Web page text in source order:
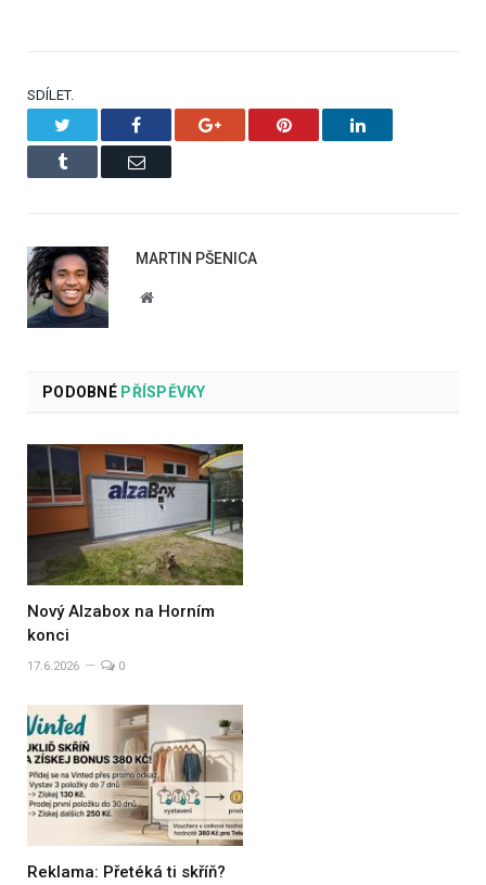
SDÍLET.
Facebook Google+ Pinterest LinkedIn
Tumblr Email
MARTIN PŠENICA
Website
PODOBNÉPŘÍSPĚVKY
Nový Alzabox na Horním
konci
17.6.2026 0
Reklama: Přetéká ti skříň?